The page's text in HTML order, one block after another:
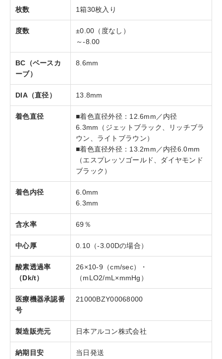
枚数 1箱30枚入り
度数
±0.00（度なし）
～-8.00
BC（ベースカ
ーブ）
8.6mm
DIA（直径） 13.8mm
着色直径
■着色直径外径：12.6mm／内径
6.3mm（ジェットブラック、リッチブラ
ウン、ライトブラウン）
■着色直径外径：13.2mm／内径6.0mm
（エスプレッソゴールド、ダイヤモンド
ブラック）
着色内径
6.0mm
6.3mm
含水率 69％
中心厚 0.10（-3.00Dの場合）
酸素透過率
（Dk/t）
26×10-9（cm/sec）・
（mLO2/mL×mmHg）
医療機器承認番
号
21000BZY00068000
製造販売元 日本アルコン株式会社
納期目安
当日発送